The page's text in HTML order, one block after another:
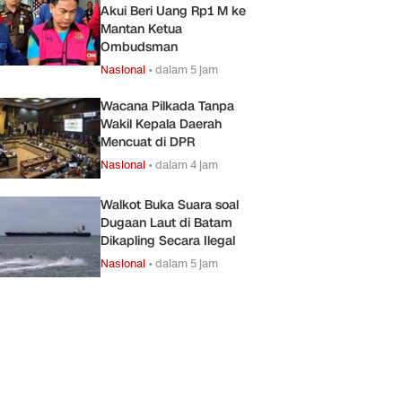
Akui Beri Uang Rp1 M ke
Mantan Ketua
Ombudsman
Nasional •dalam 5 jam
Wacana Pilkada Tanpa
Wakil Kepala Daerah
Mencuat di DPR
Nasional •dalam 4 jam
Walkot Buka Suara soal
Dugaan Laut di Batam
Dikapling Secara Ilegal
Nasional •dalam 5 jam